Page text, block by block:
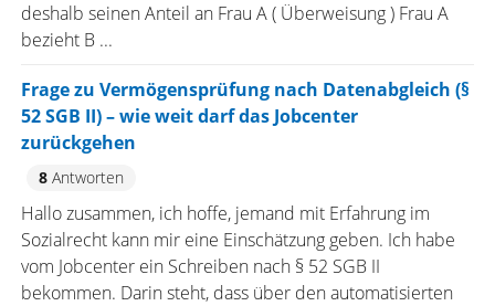
deshalb seinen Anteil an Frau A ( Überweisung ) Frau A
bezieht B ...
Frage zu Vermögensprüfung nach Datenabgleich (§
52 SGB II) – wie weit darf das Jobcenter
zurückgehen
8Antworten
Hallo zusammen, ich hoffe, jemand mit Erfahrung im
Sozialrecht kann mir eine Einschätzung geben. Ich habe
vom Jobcenter ein Schreiben nach § 52 SGB II
bekommen. Darin steht, dass über den automatisierten